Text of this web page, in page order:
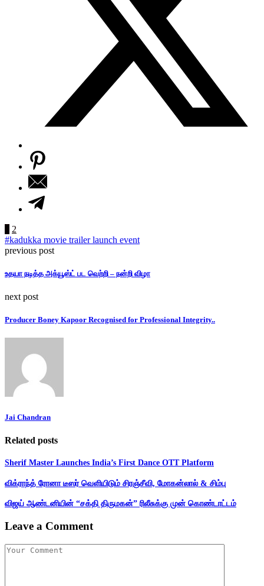
2
#kadukka movie trailer launch event
previous post
உதயா நடித்த அக்யூஸ்ட் பட வெற்றி – நன்றி விழா
next post
Producer Boney Kapoor Recognised for Professional Integrity..
Jai Chandran
Related posts
Sherif Master Launches India’s First Dance OTT Platform
விக்ராந்த் ரோனா டீஸர் வெளியிடும் சிரஞ்சீவி, மோகன்லால் & சிம்பு
விஜய் ஆண்டனியின் “சக்தி திருமகன்” ரிலீசுக்கு முன் கொண்டாட்டம்
Leave a Comment